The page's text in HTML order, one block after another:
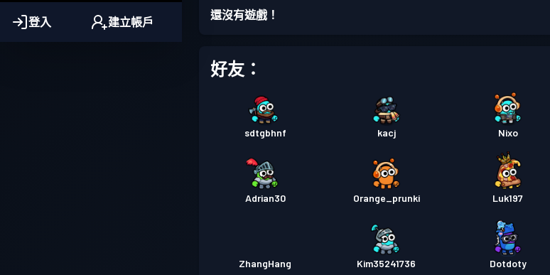
登入 建立帳戶
還沒有遊戲！
好友：
sdtgbhnf kacj Nixo
Adrian30 Orange_prunki Luk197
ZhangHang Kim35241736 Dotdoty